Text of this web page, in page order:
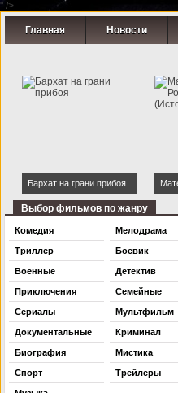
" />
Главная Новости
Бархат на грани прибоя
Выбор фильмов по жанру
Комедия
Триллер
Военные
Приключения
Сериалы
Документальные
Биография
Спорт
Мелодрама
Боевик
Детектив
Семейные
Мультфильм
Криминал
Мистика
Трейлеры